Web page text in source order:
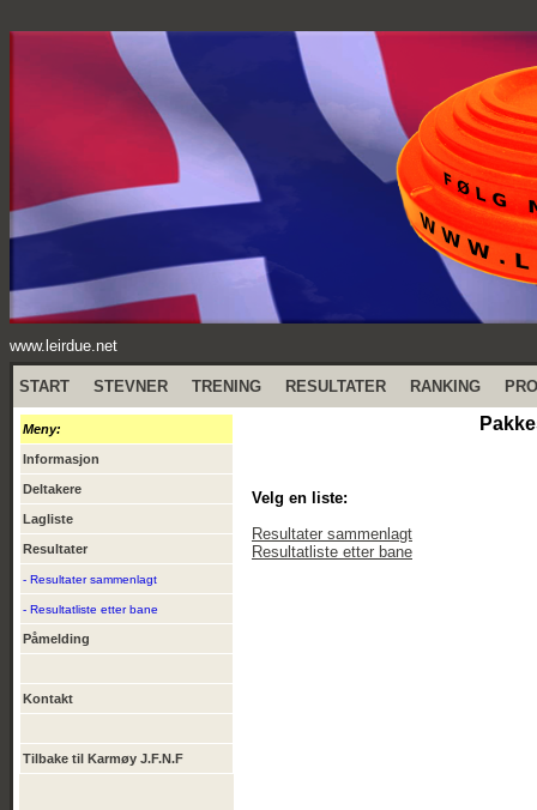
www.leirdue.net
START STEVNER TRENING RESULTATER RANKING
Meny:
Informasjon
Deltakere
Lagliste
Resultater
- Resultater sammenlagt
- Resultatliste etter bane
Påmelding
Kontakt
Tilbake til Karmøy J.F.N.F
Velg en liste:
Resultater sammenlagt
Resultatliste etter bane